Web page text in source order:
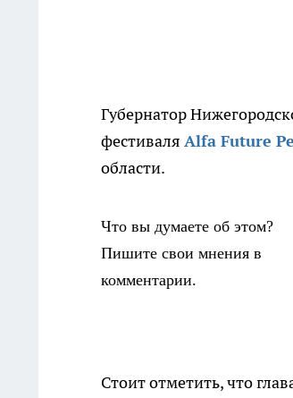
Губернатор
фестиваля Alfa Future
области.
Что вы думаете об этом?
Пишите свои мнения в
комментарии.
Стоит отметить, что